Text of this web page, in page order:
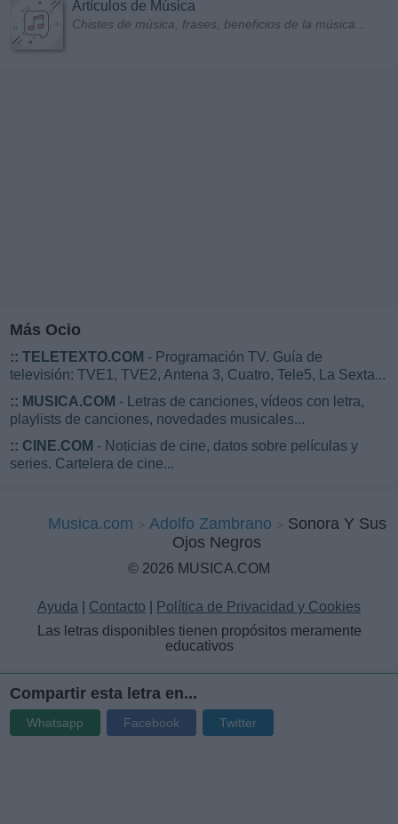
Artículos de Música
Chistes de música, frases, beneficios de la música...
Más Ocio
:: TELETEXTO.COM - Programación TV. Guía de
televisión: TVE1, TVE2, Antena 3, Cuatro, Tele5, La Sexta...
:: MUSICA.COM - Letras de canciones, vídeos con letra,
playlists de canciones, novedades musicales...
:: CINE.COM - Noticias de cine, datos sobre películas y
series. Cartelera de cine...
Musica.com Adolfo Zambrano
Sonora Y Sus
Ojos Negros
© 2026 MUSICA.COM
Ayuda Contacto
Política de Privacidad y Cookies
Las letras disponibles tienen propósitos meramente
educativos
Compartir esta letra en...
Whatsapp Facebook Twitter